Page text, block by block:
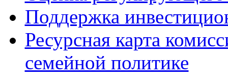
Поддержка
Ресурсная карта
семейной политике